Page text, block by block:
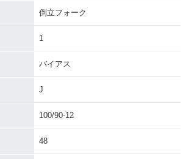
倒立フォーク
1
バイアス
J
100/90-12
48